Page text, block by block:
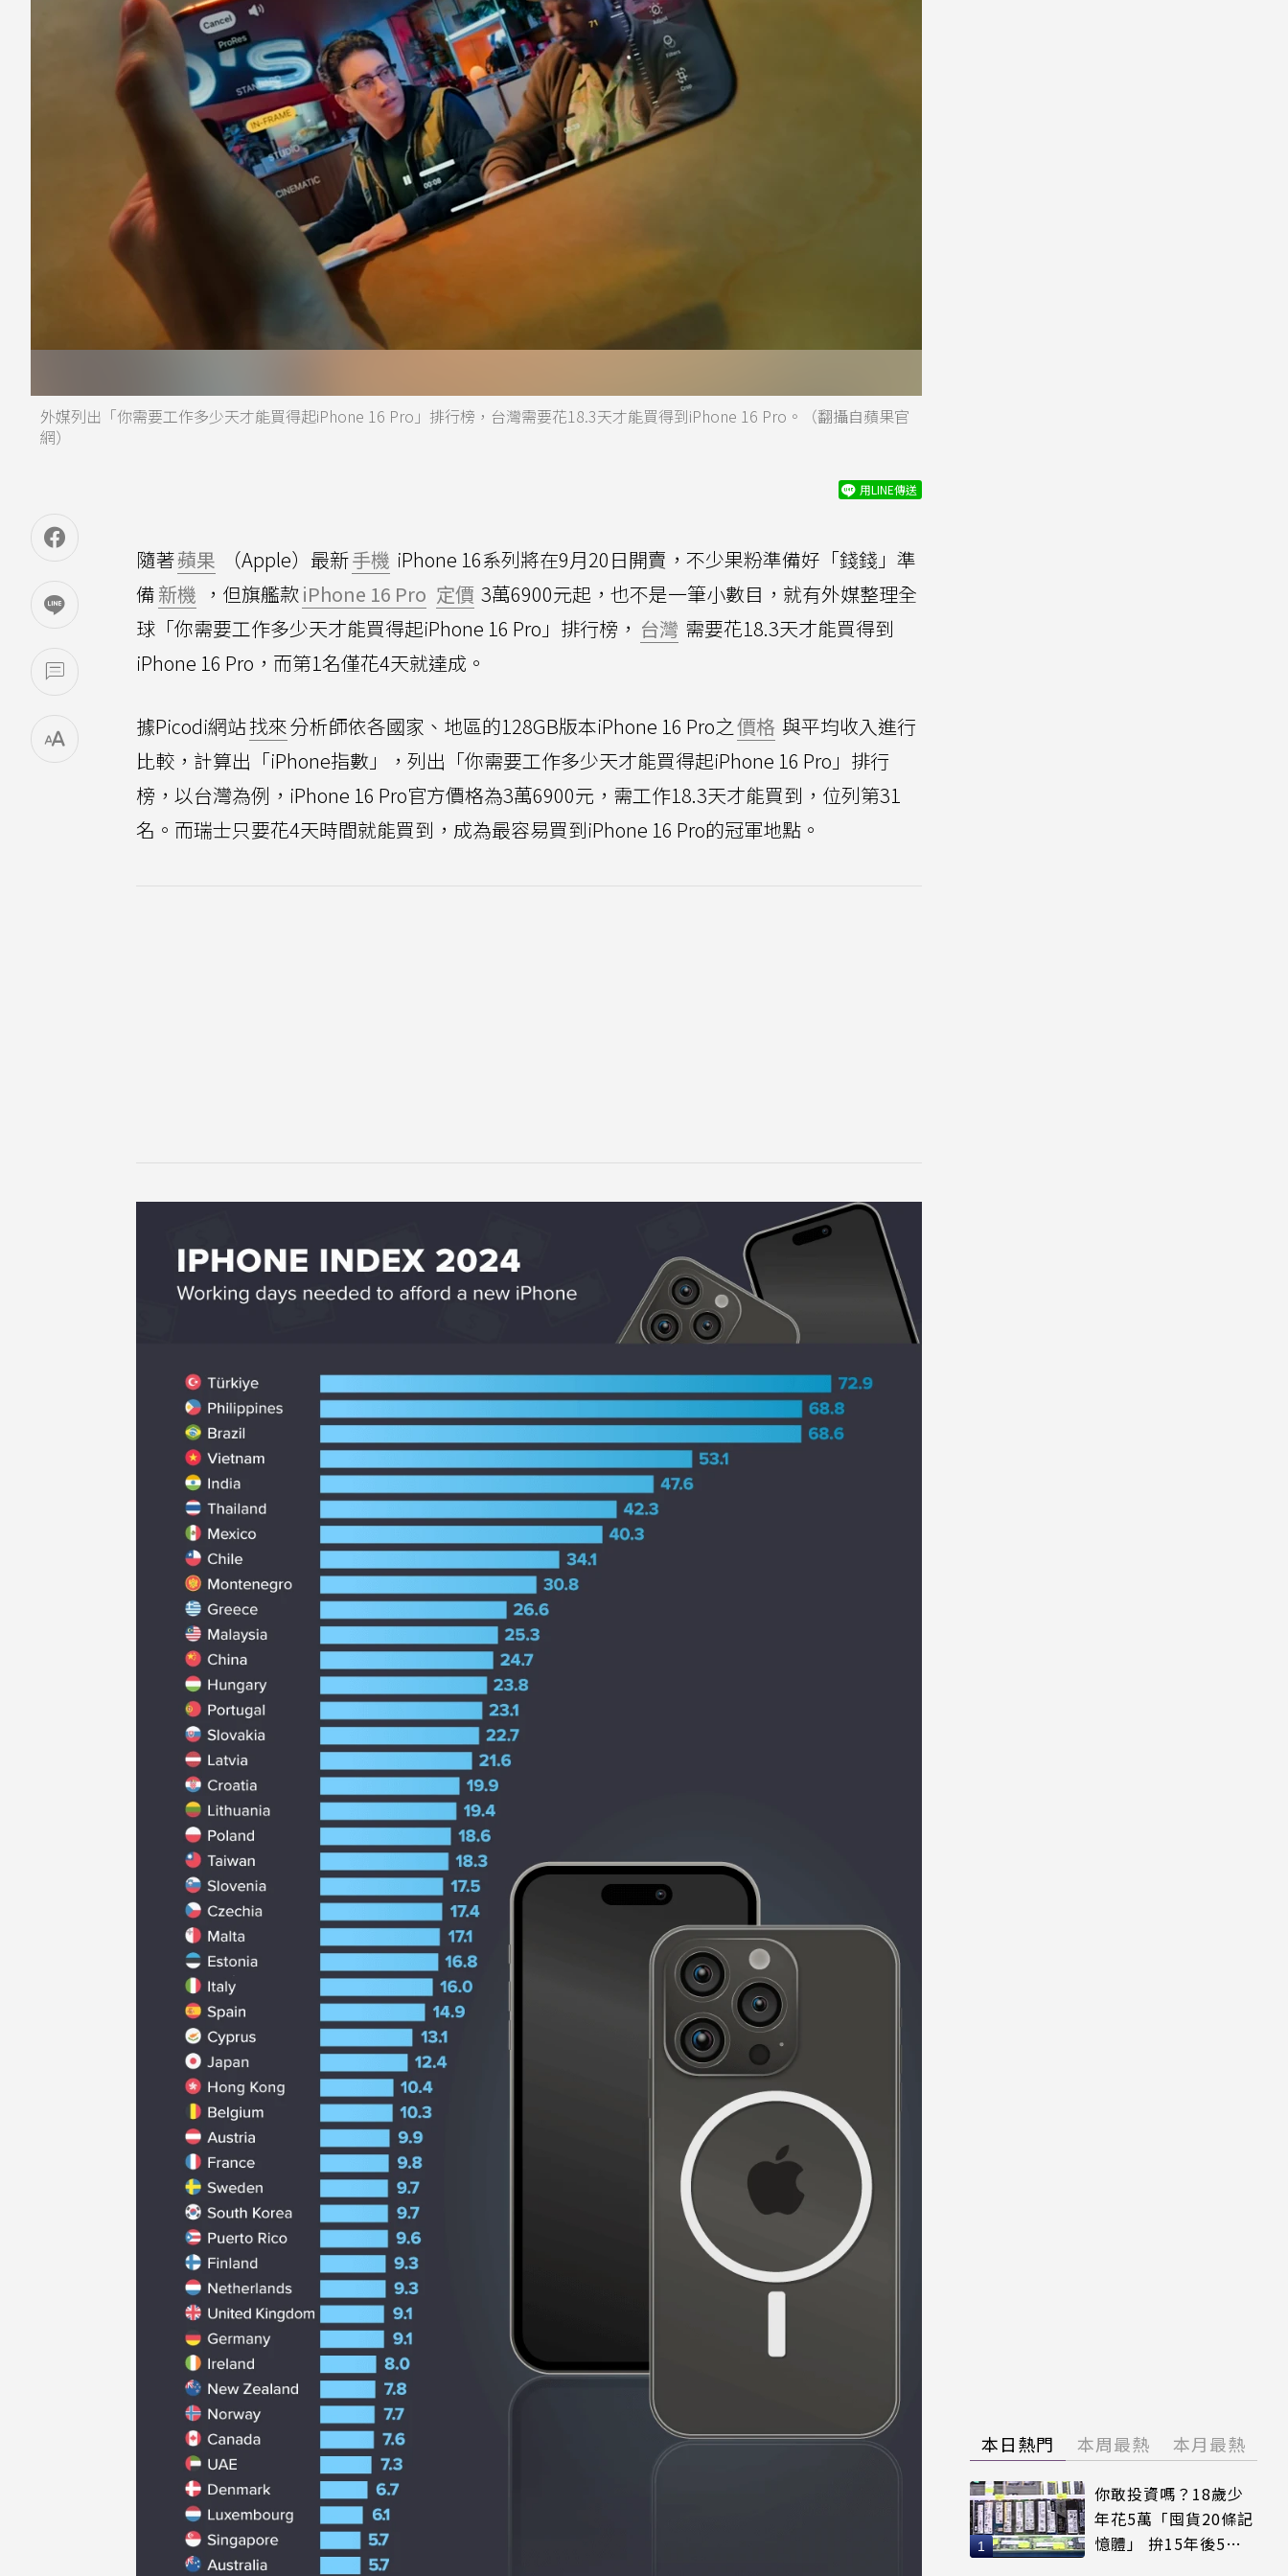
外媒列出「你需要工作多少天才能買得起iPhone 16 Pro」排行榜，台灣需要花18.3天才能買得到iPhone 16 Pro。（翻攝自蘋果官
網）
用LINE傳送
隨著蘋果 （Apple）最新手機 iPhone 16系列將在9月20日開賣，不少果粉準備好「錢錢」準
備新機 ，但旗艦款iPhone 16 Pro 定價 3萬6900元起，也不是一筆小數目，就有外媒整理全
球「你需要工作多少天才能買得起iPhone 16 Pro」排行榜， 台灣 需要花18.3天才能買得到
iPhone 16 Pro，而第1名僅花4天就達成。
據Picodi網站找來分析師依各國家、地區的128GB版本iPhone 16 Pro之價格 與平均收入進行
比較，計算出「iPhone指數」，列出「你需要工作多少天才能買得起iPhone 16 Pro」排行
榜，以台灣為例，iPhone 16 Pro官方價格為3萬6900元，需工作18.3天才能買到，位列第31
名。而瑞士只要花4天時間就能買到，成為最容易買到iPhone 16 Pro的冠軍地點。
本日熱門 本周最熱 本月最熱
你敢投資嗎？18歲少
年花5萬「囤貨20條記
憶體」 拚15年後5倍